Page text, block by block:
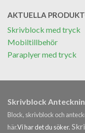
AKTUELLA
Skrivblock med tryck
Mobiltillbehör
Paraplyer med tryck
Skrivblock
Block, skrivblock och
här.Vi har det du söker.